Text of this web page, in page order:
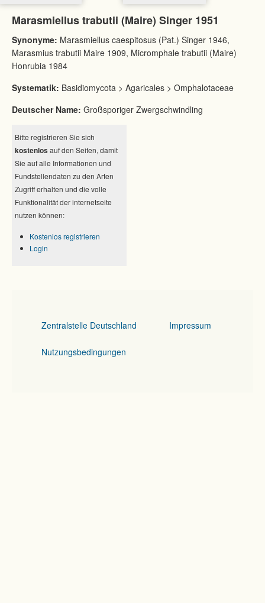
Marasmiellus trabutii (Maire) Singer 1951
Synonyme: Marasmiellus caespitosus (Pat.) Singer 1946,
Marasmius trabutii Maire 1909, Micromphale trabutii (Maire)
Honrubia 1984
Systematik: Basidiomycota > Agaricales > Omphalotaceae
Deutscher Name: Großsporiger Zwergschwindling
Bitte registrieren Sie sich
kostenlos auf den Seiten, damit
Sie auf alle Informationen und
Fundstellendaten zu den Arten
Zugriff erhalten und die volle
Funktionalität der internetseite
nutzen können:
Kostenlos registrieren
Login
Zentralstelle Deutschland Impressum
Nutzungsbedingungen